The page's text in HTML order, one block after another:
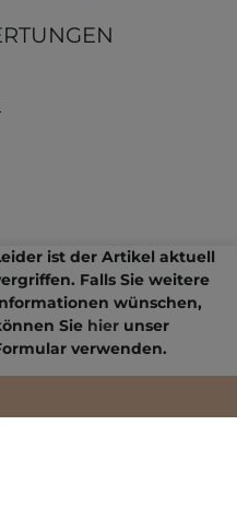
ist der Artikel aktuell
Falls Sie weitere
wünschen,
Sie hier unser
verwenden.
07.08.2026
vorbehalten.